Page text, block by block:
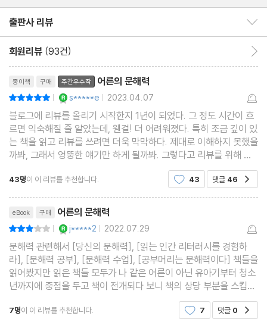
8회 차 - 소리 내어 읽기: 낭독
9회 차 - 질문하며 읽기: 하브루타
12회 차 - 멈추어가며 읽기: 고맥락 의미
#보충제 - 직장인의 문해력
4장. 구성 근육 WEEK 6~7 │ 곱씹어서 나만의 언어로 표현하기
14회 차 - 어지러운 문단 재구성하기
16회 차 - 문장 구조 베껴 쓰기
17회 차 - 형식을 바꿔 재구성하기
18회 차 - 서로 관련 없는 내용 연결하기
#보충제 - 책을 읽다가 자꾸 딴생각이 들어요
5장. 문해력 체력장 WEEK 8 │ 근육이 얼마나 늘었을까?
출판사 리뷰
회원리뷰 (93건)
종이책 구매 주간우수작 어른의 문해력
| s*****e | 2023.04.07
블로그에 리뷰를 올리기 시작한지 1년이 되었다. 그 정도 시간이 흐
르면 익숙해질 줄 알았는데, 웬걸! 더 어려워졌다. 특히 조금 깊이 있
는 책을 읽고 리뷰를 쓰려면 더욱 막막하다. 제대로 이해하지 못했을
까봐, 그래서 엉뚱한 얘기만 하게 될까봐. 그렇다고 리뷰를 위해 쉬
러다 아예 못 쓰게 될까봐 마음만 자꾸
43명이 이 리뷰를 추천합니다. 43 댓글 46
eBook 구매 어른의 문해력
| j*****2 | 2022.07.29
문해력 관련해서 [당신의 문해력], [읽는 인간 리터러시를 경험하
라], [문해력 공부], [문해력 수업], [공부머리는 문해력이다] 책들을
읽어봤지만 읽은 책들 모두가 나 같은 어른이 아닌 유아기부터 청소
년까지에 중점을 두고 책이 전개되다 보니 책의 상당 부분을 스킵하
며 읽어나가야 했다. 이미 다 커버린 어른은 어쩌라고? 라는 생각을
하던 순간, [어른의 문해력] 이라는 책이 눈에
7명이 이 리뷰를 추천합니다. 7 댓글 0